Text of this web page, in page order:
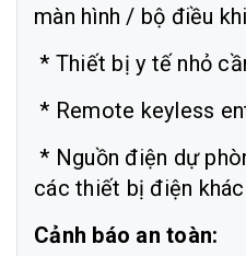
màn hình / bộ điều
* Thiết bị y tế nhỏ
* Remote keyless
* Nguồn điện dự
các thiết bị điện khác
Cảnh báo an toàn: